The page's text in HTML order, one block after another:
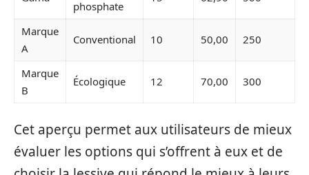
phosphate
Marque
A
Conventional 10 50,00 250
Marque
B
Écologique 12 70,00 300
Cet aperçu permet aux utilisateurs de mieux
évaluer les options qui s’offrent à eux et de